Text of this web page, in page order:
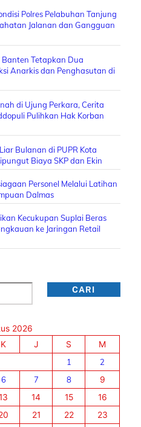
Polres Pelabuhan Tanjung
Jalanan dan Gangguan
Tetapkan Dua
Anarkis dan Penghasutan di
di Ujung Perkara, Cerita
Pulihkan Hak Korban
Bulanan di PUPR Kota
Biaya SKP dan Ekin
Personel Melalui Latihan
Dalmas
Kecukupan Suplai Beras
ke Jaringan Retail
CARI
2026
K J S
M
1
2
6 7 8
9
14 15
16
21 22
23